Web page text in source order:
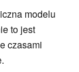
modelu
to jest
czasami